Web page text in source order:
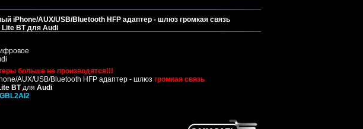
iPhone/AUX/USB/Bluetooth HFP адаптер - шлюз громкая связь
Lite BT для Audi
больше не производятся!!!
AUX/USB/Bluetooth HFP адаптер - шлюз громкая связь
BTдля Audi